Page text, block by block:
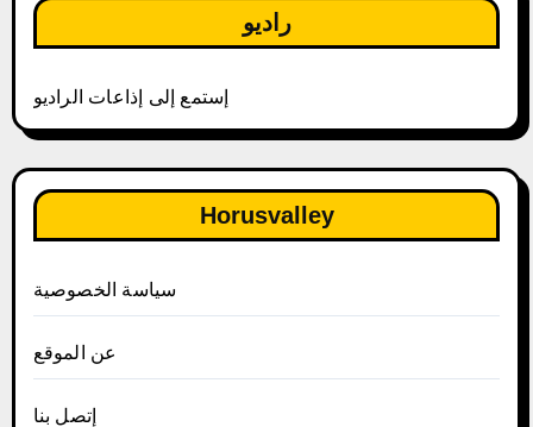
راديو
إستمع إلى إذاعات الراديو
Horusvalley
سياسة الخصوصية
عن الموقع
إتصل بنا